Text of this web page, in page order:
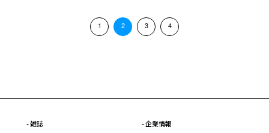
1 2 3 4
- 雑誌
- 企業情報